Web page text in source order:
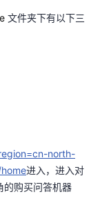
文件夹下有以下三
north-
进入， 进入对
的购买问答机器